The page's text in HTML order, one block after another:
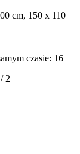
cm, 150 x 110
czasie: 16
2